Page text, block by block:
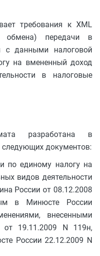
требования к XML
передачи в
с данными налоговой
на вмененный доход
в налоговые
разработана в
следующих документов:
по единому налогу на
видов деятельности
России от 08.12.2008
в Минюсте России
внесенными
19.11.2009 N 119н,
России 22.12.2009 N